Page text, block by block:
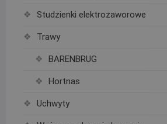
Studzienki elektrozaworowe
Trawy
BARENBRUG
Hortnas
Uchwyty